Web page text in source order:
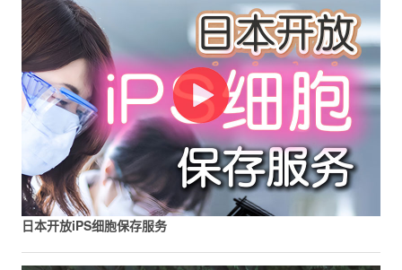
日本开放iPS细胞保存服务